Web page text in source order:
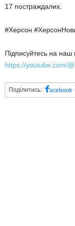
17 постраждалих.
#Херсон
Підписуйтесь на наш
https://youtube.com/@
Поділитись: acebook